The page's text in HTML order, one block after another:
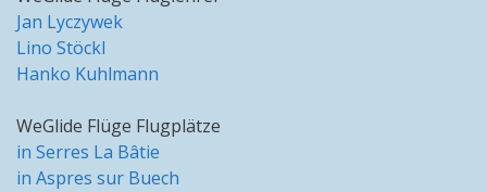
Jan Lyczywek
Lino Stöckl
Hanko Kuhlmann
WeGlide Flüge Flugplätze
in Serres La Bâtie
in Aspres sur Buech